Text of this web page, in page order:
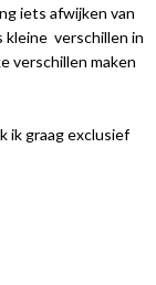
iets afwijken van
kleine verschillen in
verschillen maken
ik graag exclusief